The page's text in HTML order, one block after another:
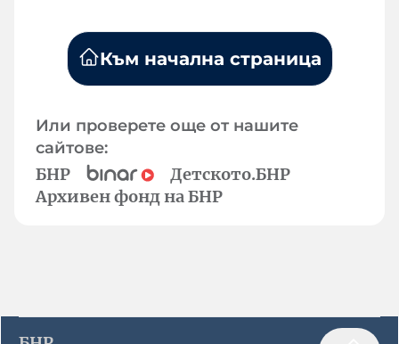
Към начална страница
Или проверете още от нашите
сайтове:
БНР
Детското.БНР
Архивен фонд на БНР